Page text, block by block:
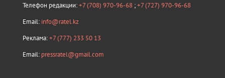
Телефон редакции:+7 (708) 970-96-68 ;+7 (727) 970-96-68
Email: info@ratel.kz
Реклама:+7 (777) 233 50 13
Email: pressratel@gmail.com